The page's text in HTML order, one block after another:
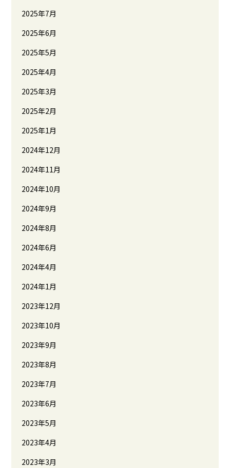
2025年7月
2025年6月
2025年5月
2025年4月
2025年3月
2025年2月
2025年1月
2024年12月
2024年11月
2024年10月
2024年9月
2024年8月
2024年6月
2024年4月
2024年1月
2023年12月
2023年10月
2023年9月
2023年8月
2023年7月
2023年6月
2023年5月
2023年4月
2023年3月